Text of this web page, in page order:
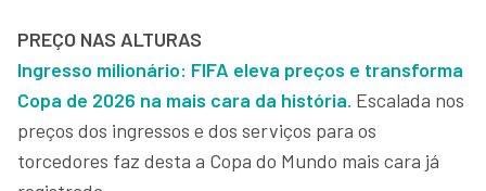
PREÇO NAS ALTURAS
Ingresso milionário: FIFA eleva preços e transforma
Copa de 2026 na mais cara da história. Escalada nos
preços dos ingressos e dos serviços para os
torcedores faz desta a Copa do Mundo mais cara já